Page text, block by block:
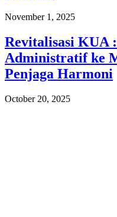
November 1, 2025
Revitalisasi KUA
Administratif ke
Penjaga Harmoni
October 20, 2025